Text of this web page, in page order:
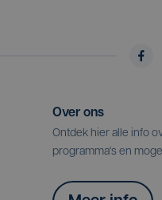
Over ons
Ontdek hier alle info
programma's en